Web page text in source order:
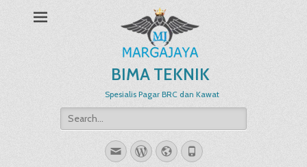
BIMA TEKNIK
Spesialis Pagar BRC dan Kawat
Search
for:
EmailWordPress
WebsitePhone